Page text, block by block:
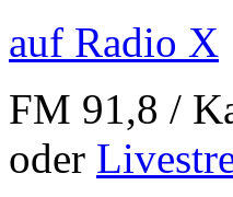
auf Radio X
FM 91,8 /
oder